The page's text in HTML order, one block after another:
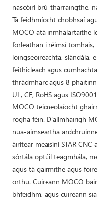
nascóirí brú-tharraingthe,
Tá feidhmíocht chobhsaí
MOCO atá inmhalartaithe
forleathan i réimsí tomhais,
loingseoireachta, slándála,
feithicleach agus
thrádmharc agus 8
UL, CE, RoHS agus
MOCO teicneolaíocht
rogha féin. D'allmhairigh
nua-aimseartha
áirítear meaisíní STAR
sórtála optúil teagmhála,
agus tá gairmithe agus
orthu. Cuireann MOCO
bhfeidhm, agus cuireann